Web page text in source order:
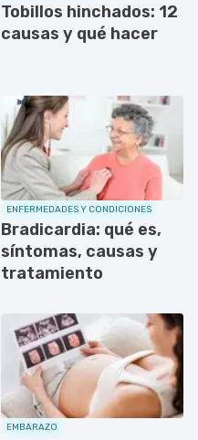
Tobillos hinchados: 12
causas y qué hacer
ENFERMEDADES Y CONDICIONES
Bradicardia: qué es,
síntomas, causas y
tratamiento
EMBARAZO